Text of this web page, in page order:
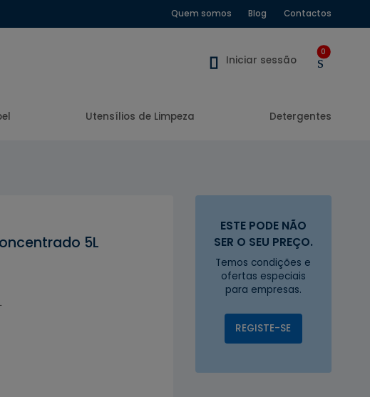
Quem somos Blog Contactos
Iniciar sessão
0
Utensílios de Limpeza Detergentes
5L
ESTE PODE NÃO
SER O SEU PREÇO.
Temos condições e
ofertas especiais
para empresas.
REGISTE-SE